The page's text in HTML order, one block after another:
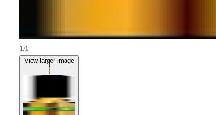
1/1
View larger image